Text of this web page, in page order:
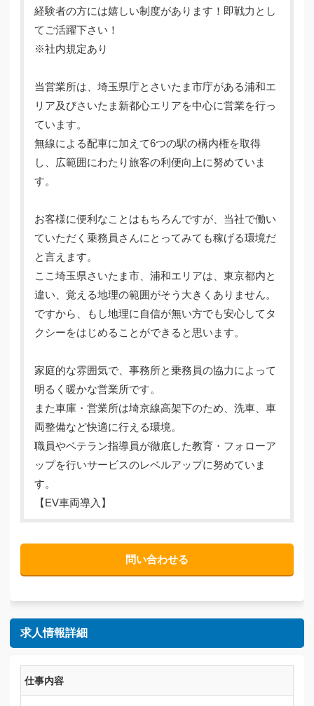
経験者の方には嬉しい制度があります！即戦力とし
てご活躍下さい！
※社内規定あり
当営業所は、埼玉県庁とさいたま市庁がある浦和エ
リア及びさいたま新都心エリアを中心に営業を行っ
ています。
無線による配車に加えて6つの駅の構内権を取得
し、広範囲にわたり旅客の利便向上に努めていま
す。
お客様に便利なことはもちろんですが、当社で働い
ていただく乗務員さんにとってみても稼げる環境だ
と言えます。
ここ埼玉県さいたま市、浦和エリアは、東京都内と
違い、覚える地理の範囲がそう大きくありません。
ですから、もし地理に自信が無い方でも安心してタ
クシーをはじめることができると思います。
家庭的な雰囲気で、事務所と乗務員の協力によって
明るく暖かな営業所です。
また車庫・営業所は埼京線高架下のため、洗車、車
両整備など快適に行える環境。
職員やベテラン指導員が徹底した教育・フォローア
ップを行いサービスのレベルアップに努めていま
す。
【EV車両導入】
問い合わせる
求人情報詳細
仕事内容